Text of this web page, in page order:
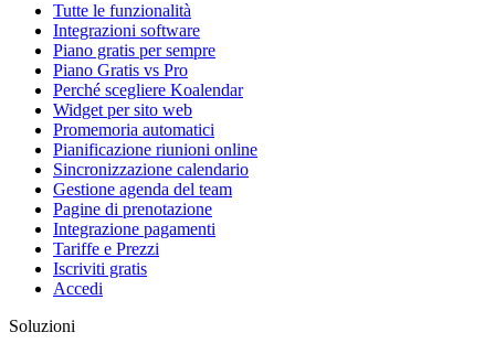
Tutte le funzionalità
Integrazioni software
Piano gratis per sempre
Piano Gratis vs Pro
Perché scegliere Koalendar
Widget per sito web
Promemoria automatici
Pianificazione riunioni online
Sincronizzazione calendario
Gestione agenda del team
Pagine di prenotazione
Integrazione pagamenti
Tariffe e Prezzi
Iscriviti gratis
Accedi
Soluzioni